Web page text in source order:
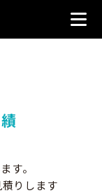
す。
りします